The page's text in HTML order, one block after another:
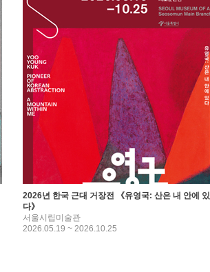
2026년 한국 근대 거장전 《유영국: 산은 내 안에 있
다》
서울시립미술관
2026.05.19 ~ 2026.10.25